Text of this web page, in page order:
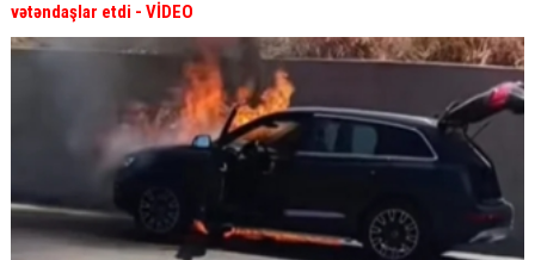
vətəndaşlar etdi - VİDEO